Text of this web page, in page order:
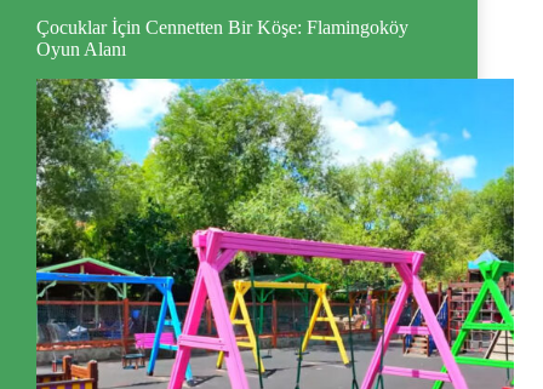
Çocuklar İçin Cennetten Bir Köşe: Flamingoköy
Oyun Alanı